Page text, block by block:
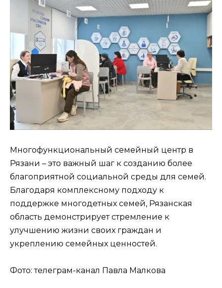
Многофункциональный семейный центр в
Рязани – это важный шаг к созданию более
благоприятной социальной среды для семей.
Благодаря комплексному подходу к
поддержке многодетных семей, Рязанская
область демонстрирует стремление к
улучшению жизни своих граждан и
укреплению семейных ценностей.
Фото: телеграм-канал Павла Малкова